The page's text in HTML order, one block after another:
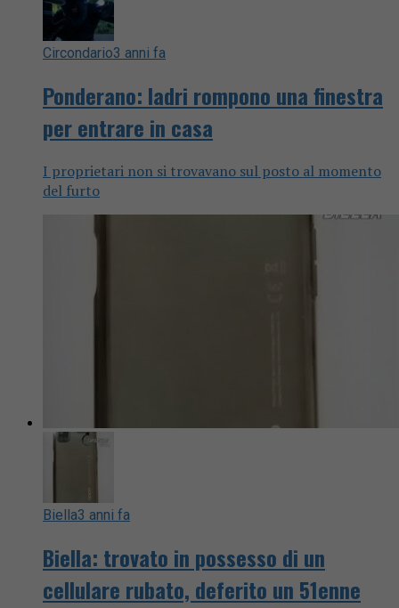
Circondario3 anni fa
Ponderano: ladri rompono una finestra
per entrare in casa
I proprietari non si trovavano sul posto al momento
del furto
Biella3 anni fa
Biella: trovato in possesso di un
cellulare rubato, deferito un 51enne